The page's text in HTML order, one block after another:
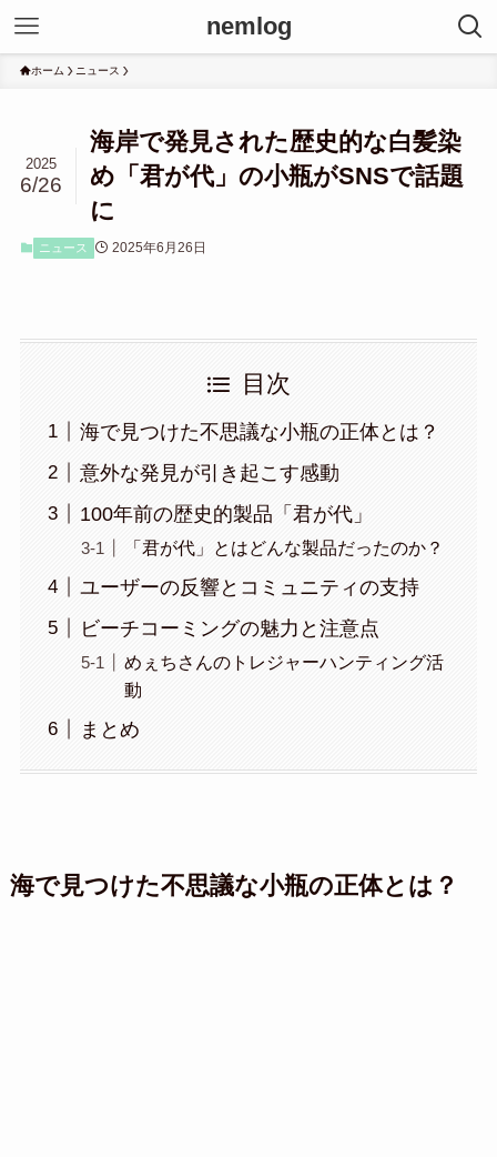
nemlog
ホーム ニュース
海岸で発見された歴史的な白髪染
め「君が代」の小瓶がSNSで話題
に
2025
6/26
ニュース 2025年6月26日
目次
海で見つけた不思議な小瓶の正体とは？
意外な発見が引き起こす感動
100年前の歴史的製品「君が代」
「君が代」とはどんな製品だったのか？
ユーザーの反響とコミュニティの支持
ビーチコーミングの魅力と注意点
めぇちさんのトレジャーハンティング活
動
まとめ
海で見つけた不思議な小瓶の正体とは？